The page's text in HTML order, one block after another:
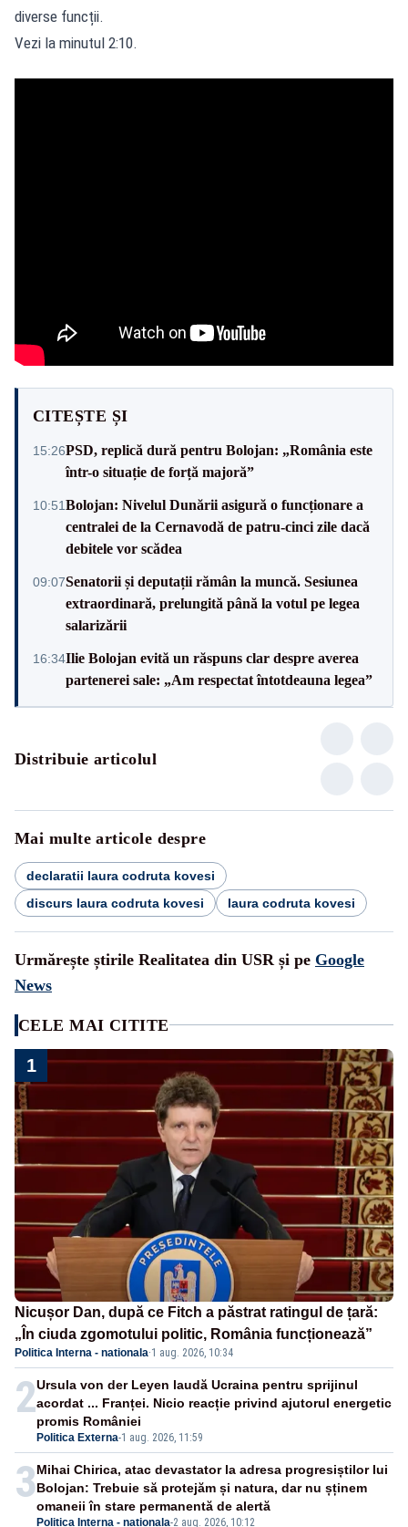
diverse funcții.
Vezi la minutul 2:10.
CITEȘTE ȘI
15:26PSD, replică dură pentru Bolojan: „România este
într-o situație de forță majoră”
10:51Bolojan: Nivelul Dunării asigură o funcționare a
centralei de la Cernavodă de patru-cinci zile dacă
debitele vor scădea
09:07Senatorii și deputații rămân la muncă. Sesiunea
extraordinară, prelungită până la votul pe legea
salarizării
16:34Ilie Bolojan evită un răspuns clar despre averea
partenerei sale: „Am respectat întotdeauna legea”
Distribuie articolul
Mai multe articole despre
declaratii laura codruta kovesi
discurs laura codruta kovesi
laura codruta kovesi
Urmărește știrile Realitatea din USR și pe Google
News
CELE MAI CITITE
1
Nicușor Dan, după ce Fitch a păstrat ratingul de țară:
„În ciuda zgomotului politic, România funcționează”
Politica Interna - nationala·1 aug. 2026, 10:34
2
Politica Externa-1 aug. 2026, 11:59
Ursula von der Leyen laudă Ucraina pentru sprijinul
acordat ... Franței. Nicio reacție privind ajutorul energetic
promis României
3
Politica Interna - nationala-2 aug. 2026, 10:12
Mihai Chirica, atac devastator la adresa progresiștilor lui
Bolojan: Trebuie să protejăm și natura, dar nu șținem
omaneii în stare permanentă de alertă